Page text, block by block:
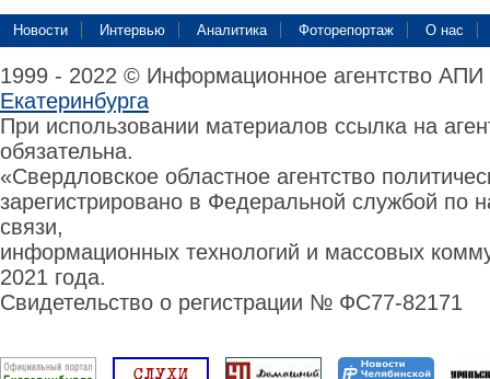
Новости Интервью Аналитика Фоторепортаж О нас
1999 - 2022 © Информационное агентство
Екатеринбурга
При использовании материалов ссылка на
обязательна.
«Свердловское областное агентство
зарегистрировано в Федеральной службой по
связи,
информационных технологий и массовых
2021 года.
Свидетельство о регистрации № ФС77-82171